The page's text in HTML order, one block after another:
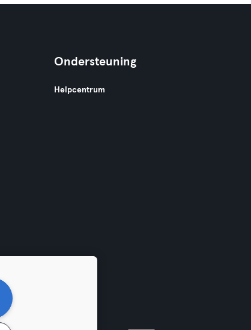
Ondersteuning
Helpcentrum